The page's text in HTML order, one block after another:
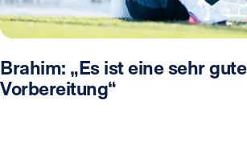
Brahim: „Es ist eine sehr gute
Vorbereitung“